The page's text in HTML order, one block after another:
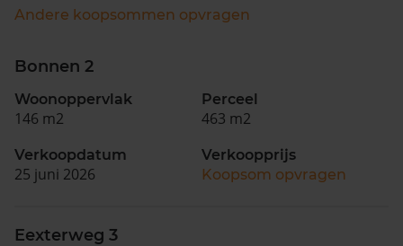
Andere koopsommen opvragen
Bonnen 2
Woonoppervlak
146 m2
Perceel
463 m2
Verkoopdatum
25 juni 2026
Verkoopprijs
Koopsom opvragen
Eexterweg 3